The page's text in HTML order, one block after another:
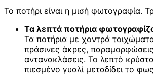
Το ποτήρι είναι η μισή φωτογραφία.
Τα λεπτά ποτήρια
Τα ποτήρια με χοντρά
πράσινες άκρες, παραμορφώσεις
αντανακλάσεις. Το λεπτό
πιεσμένο γυαλί μεταδίδει το